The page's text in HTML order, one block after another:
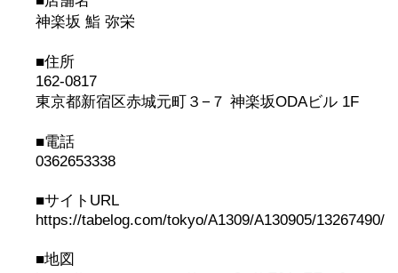
神楽坂 鮨 弥栄
■住所
162-0817
東京都新宿区赤城元町３−７ 神楽坂ODAビル 1F
■電話
0362653338
■サイトURL
https://tabelog.com/tokyo/A1309/A130905/13267490/
■地図